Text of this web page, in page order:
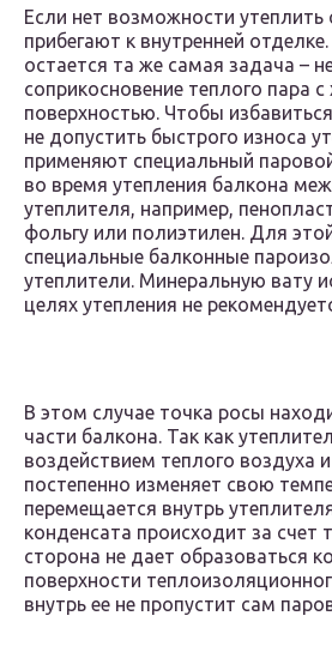
Если нет возможности утеплить
прибегают к внутренней
остается та же самая задача –
соприкосновение теплого пара
поверхностью. Чтобы
не допустить быстрого износа
применяют специальный
во время утепления балкона
утеплителя, например,
фольгу или полиэтилен. Для
специальные балконные
утеплители. Минеральную вату
целях утепления не
В этом случае точка росы
части балкона. Так как
воздействием теплого воздуха
постепенно изменяет свою
перемещается внутрь
конденсата происходит за счет
сторона не дает образоваться
поверхности
внутрь ее не пропустит сам